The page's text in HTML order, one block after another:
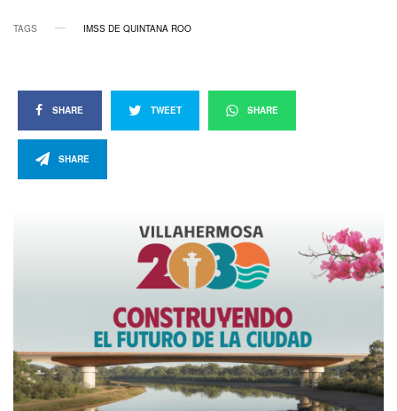
TAGS IMSS DE QUINTANA ROO
SHARE TWEET SHARE
SHARE